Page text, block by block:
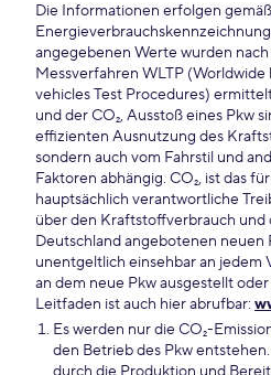
Die Informationen erfolgen
angegebenen Werte wurden
Messverfahren WLTP
vehicles Test Procedures)
und der CO₂, Ausstoß eines Pkw
effizienten Ausnutzung des
sondern auch vom Fahrstil und
Faktoren abhängig. CO₂, ist das
hauptsächlich verantwortliche
über den Kraftstoffverbrauch und
Deutschland angebotenen neuen
unentgeltlich einsehbar an jedem
an dem neue Pkw ausgestellt
Leitfaden ist auch hier abrufbar:
Es werden nur die CO₂-
den Betrieb des Pkw